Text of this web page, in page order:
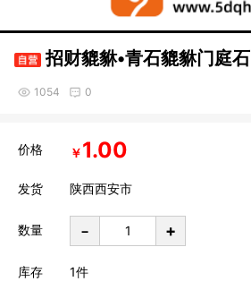
招财貔貅•青石貔貅门庭石
1054 0
价格 ￥1.00
发货 陕西西安市
数量 - +
库存 1件